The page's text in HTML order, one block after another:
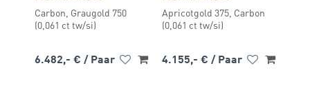
Carbon, Graugold 750
(0,061 ct tw/si)
6.482,- € / Paar
Apricotgold 375, Carbon
(0,061 ct tw/si)
4.155,- € / Paar